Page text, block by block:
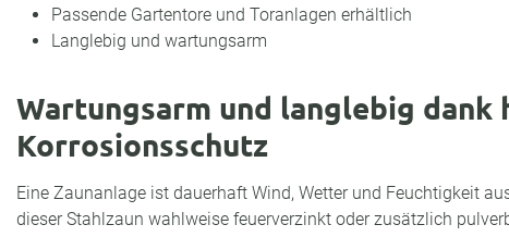
Passende Gartentore und Toranlagen erhältlich
Langlebig und wartungsarm
Wartungsarm und langlebig dank
Korrosionsschutz
Eine Zaunanlage ist dauerhaft Wind, Wetter und Feuchtigkeit
dieser Stahlzaun wahlweise feuerverzinkt oder zusätzlich